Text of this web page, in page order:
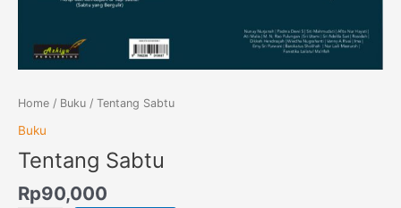
Home / Buku / Tentang Sabtu
Buku
Tentang Sabtu
Rp90,000